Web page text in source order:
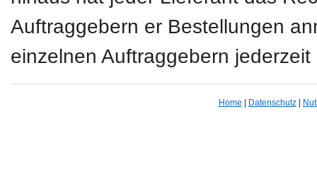
Auftraggebern er Bestellungen
einzelnen Auftraggebern
Home Datenschutz|